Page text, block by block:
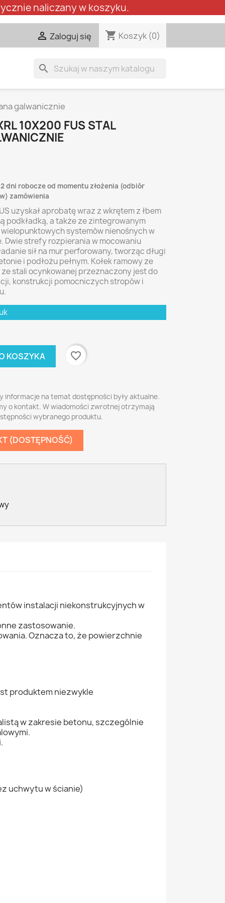
naliczany w koszyku.
 Zaloguj się shopping_cart Koszyk (0)
search
galwanicznie
10X200 FUS STAL
dni robocze od momentu złożenia (odbiór
zamówienia
uzyskał aprobatę wraz z wkrętem z łbem
podkładką, a także ze zintegrowanym
systemów nienośnych w
Dwie strefy rozpierania w mocowaniu
sił na mur perforowany, tworząc długi
i podłożu pełnym. Kołek ramowy ze
stali ocynkowanej przeznaczony jest do
konstrukcji pomocniczych stropów i
KOSZYKA
favorite_border
informacje na temat dostępności były aktualne.
o kontakt. W wiadomości zwrotnej otrzymają
wybranego produktu.
(DOSTĘPNOŚĆ)
instalacji niekonstrukcyjnych w
zastosowanie.
Oznacza to, że powierzchnie
produktem niezwykle
w zakresie betonu, szczególnie
uchwytu w ścianie)